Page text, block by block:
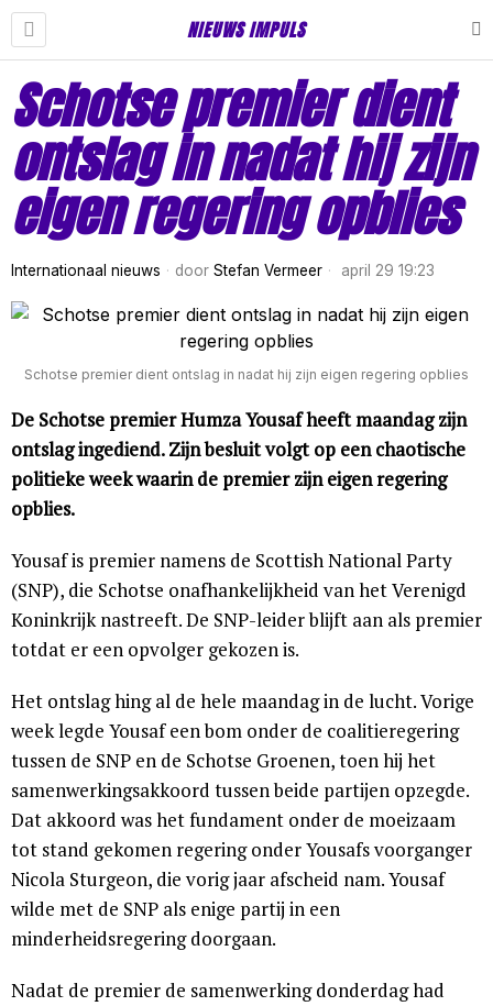
NIEUWS IMPULS
Schotse premier dient
ontslag in nadat hij zijn
eigen regering opblies
Internationaal nieuws door Stefan Vermeer april 29 19:23
Schotse premier dient ontslag in nadat hij zijn eigen regering opblies
De Schotse premier Humza Yousaf heeft maandag zijn
ontslag ingediend. Zijn besluit volgt op een chaotische
politieke week waarin de premier zijn eigen regering
opblies.
Yousaf is premier namens de Scottish National Party
(SNP), die Schotse onafhankelijkheid van het Verenigd
Koninkrijk nastreeft. De SNP-leider blijft aan als premier
totdat er een opvolger gekozen is.
Het ontslag hing al de hele maandag in de lucht. Vorige
week legde Yousaf een bom onder de coalitieregering
tussen de SNP en de Schotse Groenen, toen hij het
samenwerkingsakkoord tussen beide partijen opzegde.
Dat akkoord was het fundament onder de moeizaam
tot stand gekomen regering onder Yousafs voorganger
Nicola Sturgeon, die vorig jaar afscheid nam. Yousaf
wilde met de SNP als enige partij in een
minderheidsregering doorgaan.
Nadat de premier de samenwerking donderdag had